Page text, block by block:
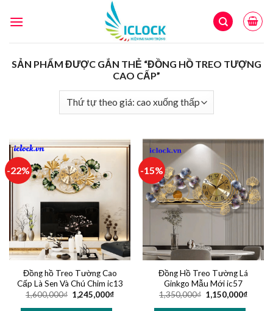
SẢN PHẨM ĐƯỢC GẮN THẺ “ĐỒNG HỒ TREO TƯỢNG
CAO CẤP”
-22%
Đồng hồ Treo Tường Cao
Cấp Là Sen Và Chú Chim ic13
1,600,000₫ 1,245,000₫
-15%
Đồng Hồ Treo Tường Lá
Ginkgo Mẫu Mới ic57
1,350,000₫ 1,150,000₫